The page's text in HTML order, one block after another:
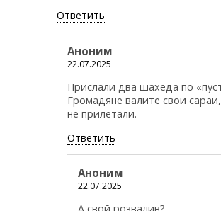
Ответить
Аноним
22.07.2025
Прислали два шахеда по
Громадяне валите свои
не прилетали.
Ответить
Аноним
22.07.2025